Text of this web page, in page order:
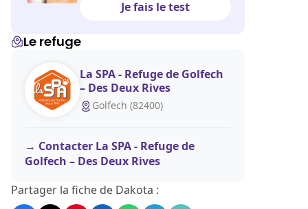
Je fais le test
Le refuge
La SPA - Refuge de Golfech
– Des Deux Rives
Golfech (82400)
Contacter La SPA - Refuge de
Golfech – Des Deux Rives
Partager la fiche de Dakota :